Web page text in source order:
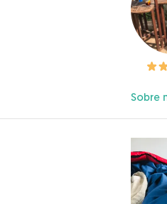
Sobre